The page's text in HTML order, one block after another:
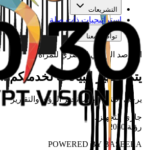
التشريعات
استراتيجيات ذات صلة
تواصل معنا
المرصد الوطني المصري للمرأة
يتم تجهيز البيانات لخدمتكم...
يرجى الانتظار بينما نجهز الرؤى والتقارير
جاري التجهيز ...
رؤية 2030
POWERED BY BASEERA